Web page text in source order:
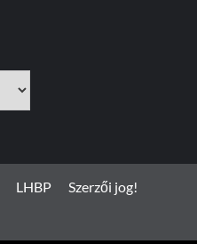
LHBP Szerzői jog!